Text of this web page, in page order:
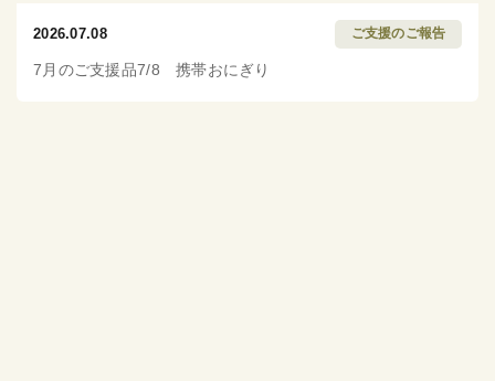
2026.07.08 ご支援のご報告
7月のご支援品7/8 携帯おにぎり